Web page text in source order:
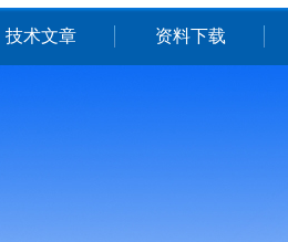
技术文章 资料下载